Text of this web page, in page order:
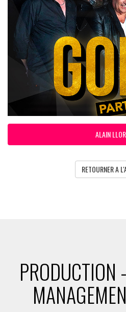
ALAIN
RETOURNER A